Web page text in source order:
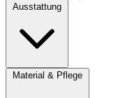
Ausstattung
Material & Pflege